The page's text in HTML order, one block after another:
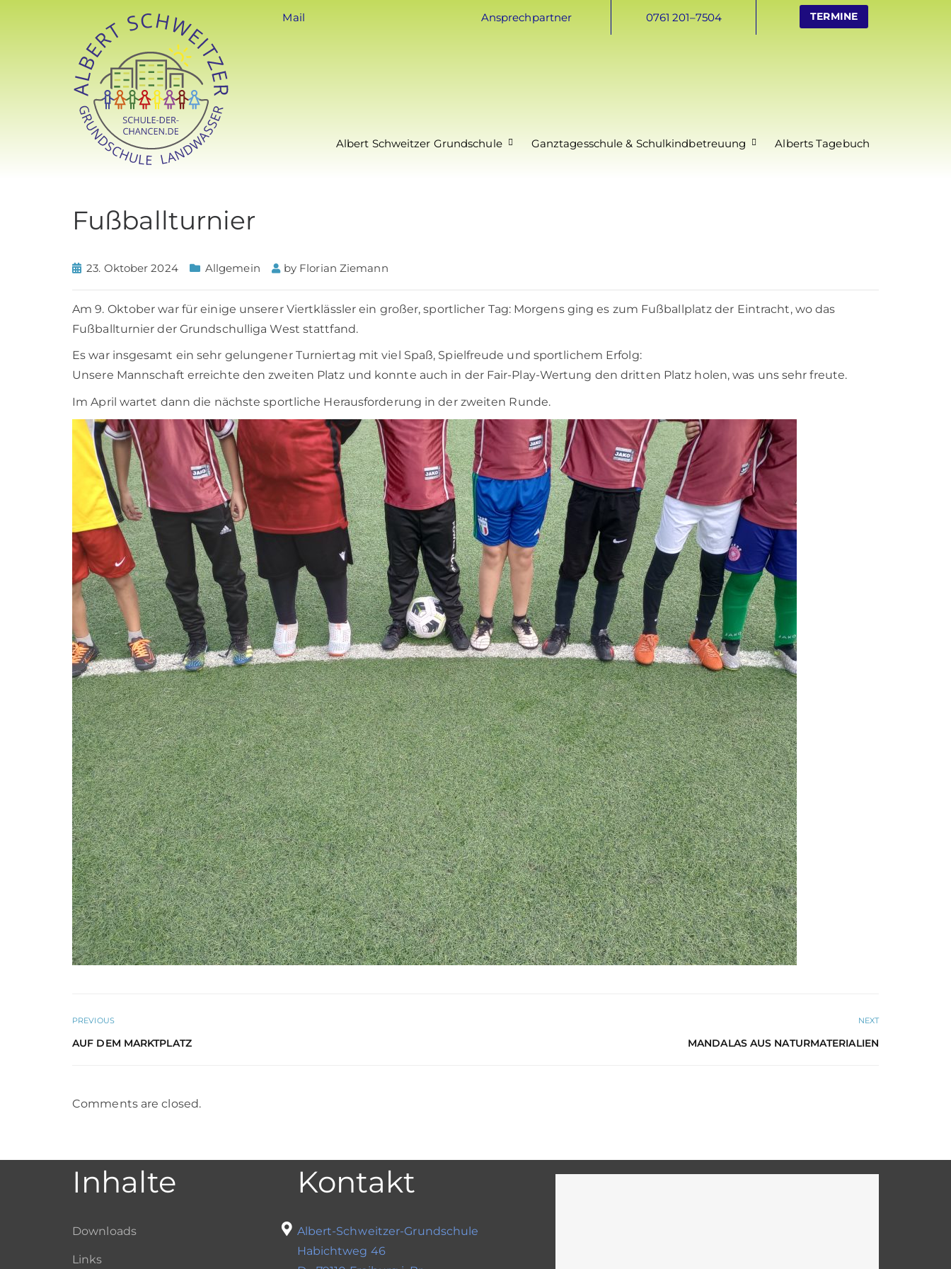
Mail Ansprechpartner 0761 201–7504 TERMINE
Albert Schweitzer Grundschule Ganztagesschule & Schulkindbetreuung Alberts Tagebuch
Fußballturnier
23. Oktober 2024 Allgemein by Florian Ziemann
Am 9. Oktober war für einige unserer Viertklässler ein großer, sportlicher Tag: Morgens ging es zum Fußballplatz der Eintracht, wo das
Fußballturnier der Grundschulliga West stattfand.
Es war insgesamt ein sehr gelungener Turniertag mit viel Spaß, Spielfreude und sportlichem Erfolg:
Unsere Mannschaft erreichte den zweiten Platz und konnte auch in der Fair-Play-Wertung den dritten Platz holen, was uns sehr freute.
Im April wartet dann die nächste sportliche Herausforderung in der zweiten Runde.
PREVIOUS
AUF DEM MARKTPLATZ
NEXT
MANDALAS AUS NATURMATERIALIEN
Comments are closed.
Inhalte
Downloads
Links
Kontakt
Albert-Schweitzer-Grundschule
Habichtweg 46